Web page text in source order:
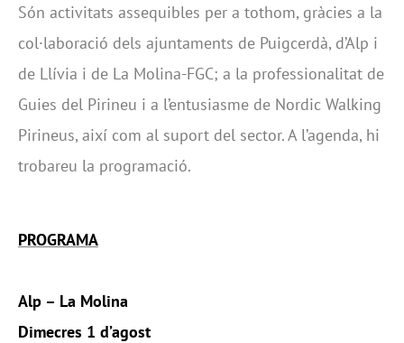
Són activitats assequibles per a tothom, gràcies a la
col·laboració dels ajuntaments de Puigcerdà, d’Alp i
de Llívia i de La Molina-FGC; a la professionalitat de
Guies del Pirineu i a l’entusiasme de Nordic Walking
Pirineus, així com al suport del sector. A l’agenda, hi
trobareu la programació.
PROGRAMA
Alp – La Molina
Dimecres 1 d’agost